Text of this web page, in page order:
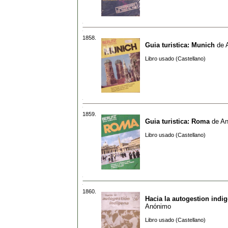
1858.
Guia turistica: Munich de
Libro usado (Castellano)
1859.
Guia turistica: Roma de
Libro usado (Castellano)
1860.
Hacia la autogestion
Anónimo
Libro usado (Castellano)